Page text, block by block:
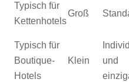
Typisch für
Kettenhotels
Groß
Typisch für
Boutique-
Hotels
Klein
und